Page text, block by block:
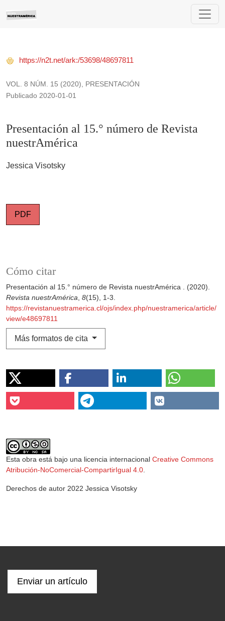
Presentación al 15.° número de Revista nuestrAmérica
VOL. 8 NÚM. 15 (2020) PRESENTACIÓN
Presentación al 15.° número de Revista
nuestrAmérica
https://n2t.net/ark:/53698/48697811
Publicado 2020-01-01
Jessica Visotsky
PDF
Cómo citar
Presentación al 15.° número de Revista nuestrAmérica . (2020).
Revista nuestrAmérica 8(15), 1-3.
https://revistanuestramerica.cl/ojs/index.php/nuestramerica/article/
view/e48697811
Más formatos de cita
Esta obra está bajo una licencia internacional Creative Commons
Atribución-NoComercial-CompartirIgual 4.0
Derechos de autor 2022 Jessica Visotsky
Enviar un artículo